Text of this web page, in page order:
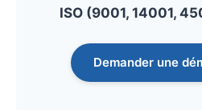
ISO (9001, 14001,
Demander une